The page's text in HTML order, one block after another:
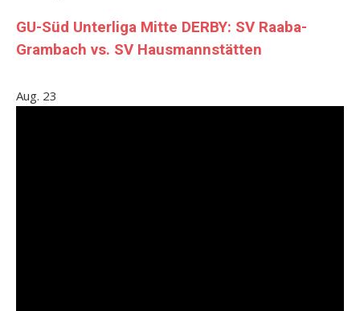
GU-Süd Unterliga Mitte DERBY: SV Raaba-
Grambach vs. SV Hausmannstätten
Aug. 23